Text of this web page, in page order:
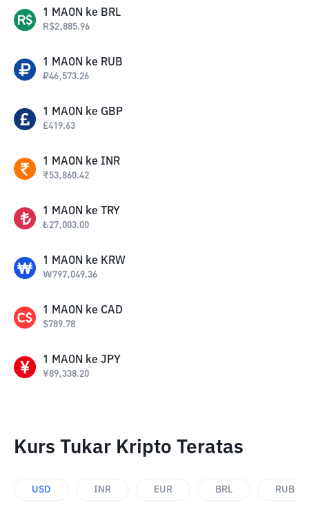
1 MAON ke BRL
R$2,885.96
1 MAON ke RUB
₽46,573.26
1 MAON ke GBP
£419.63
1 MAON ke INR
₹53,860.42
1 MAON ke TRY
₺27,003.00
1 MAON ke KRW
₩797,049.36
1 MAON ke CAD
$789.78
1 MAON ke JPY
¥89,338.20
Kurs Tukar Kripto Teratas
USD INR EUR BRL RUB